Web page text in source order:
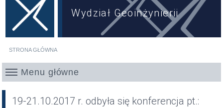
Wydział Geoinżynierii
STRONA GŁÓWNA
Menu główne
19-21.10.2017 r. odbyła się konferencja pt.: